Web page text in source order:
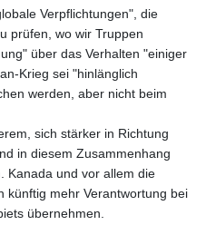
Verpflichtungen", die
prüfen, wo wir Truppen
über das Verhalten "einiger
Krieg sei "hinlänglich
werden, aber nicht beim
sich stärker in Richtung
in diesem Zusammenhang
Kanada und vor allem die
künftig mehr Verantwortung bei
übernehmen.